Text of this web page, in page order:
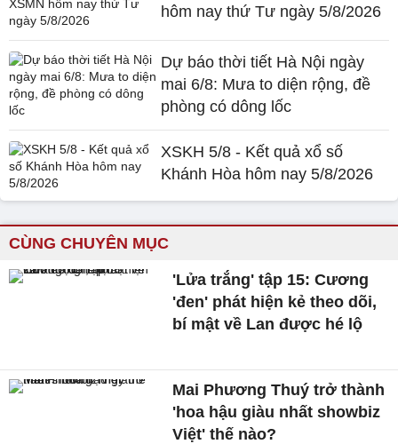
hôm nay thứ Tư ngày 5/8/2026
Dự báo thời tiết Hà Nội ngày
mai 6/8: Mưa to diện rộng, đề
phòng có dông lốc
XSKH 5/8 - Kết quả xổ số
Khánh Hòa hôm nay 5/8/2026
CÙNG CHUYÊN MỤC
'Lửa trắng' tập 15: Cương
'đen' phát hiện kẻ theo dõi,
bí mật về Lan được hé lộ
Mai Phương Thuý trở thành
'hoa hậu giàu nhất showbiz
Việt' thế nào?